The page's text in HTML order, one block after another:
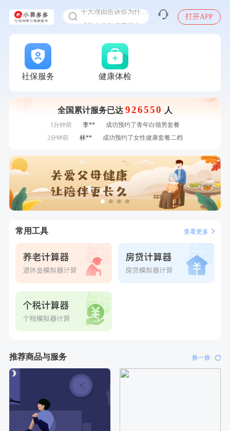
甲状腺癌怎么筛查
打开APP
社保服务 健康体检
全国累计服务已达 926550 人
7分钟前 侯**
购买了汤臣倍健水飞蓟葛根丹参片（护肝片）1.02g*120片
7分钟前
成功预约了坐班族体检套餐（男）
成功预约了白领女士体检套餐
刚刚
成功预约了白领女士体检套餐
1分钟前
林**
购买了小熊电烤箱 DKX-F10M6
1分钟前
李**
成功预约了青年白领男套餐
2分钟前
林**
成功预约了女性健康套餐二档
4分钟前
购买了BP3颈椎热敷枕
4分钟前
苗**
成功预约了男性婚前体检基础套餐
6分钟前
李**
成功预约了青年白领男套餐
购买了姚朵朵-1000g粗粮生活礼盒
7分钟前
成功预约了坐班族体检套餐（男）
刚刚
成功预约了白领女士体检套餐
常用工具 查看更多
推荐商品与服务 换一换